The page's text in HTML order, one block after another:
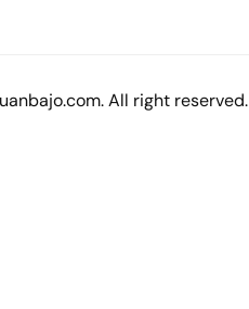
All right reserved.